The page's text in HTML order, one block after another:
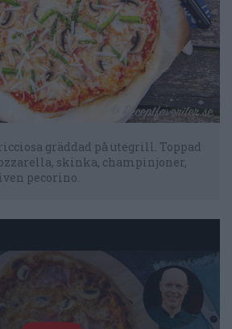
gräddad på utegrill. Toppad
skinka, champinjoner,
pecorino.